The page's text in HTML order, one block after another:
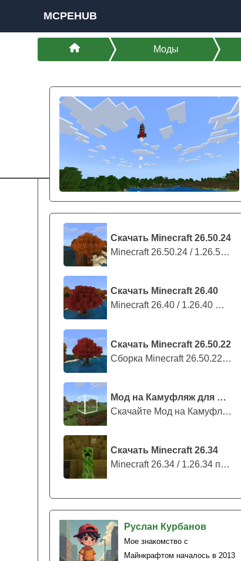
MCPEHUB
Моды
Скачать Minecraft 26.50.24
Minecraft 26.50.24 / 1.26.50.24 предс...
Скачать Minecraft 26.40
Minecraft 26.40 / 1.26.40 — стабильны...
Скачать Minecraft 26.50.22
Сборка Minecraft 26.50.22 / 1.26.50.2...
Мод на Камуфляж для Майнкрафт ПЕ
Скачайте Мод на Камуфляж на Майнкрафт...
Скачать Minecraft 26.34
Minecraft 26.34 / 1.26.34 представляе...
Руслан Курбанов
Мое знакомство с
Майнкрафтом началось в 2013